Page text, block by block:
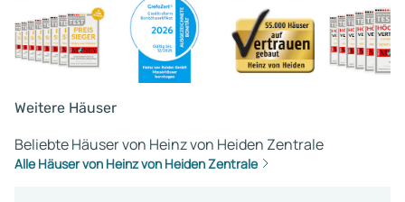
Weitere Häuser
Beliebte Häuser von Heinz von Heiden Zentrale
Alle Häuser von Heinz von Heiden Zentrale